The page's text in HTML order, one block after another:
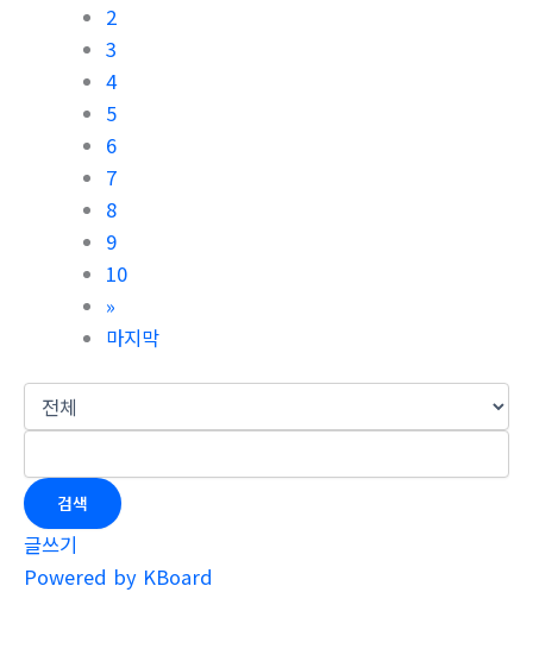
2
3
4
5
6
7
8
9
10
»
마지막
검색
글쓰기
Powered by KBoard